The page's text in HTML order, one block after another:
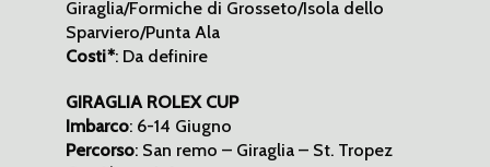
Giraglia/Formiche di Grosseto/Isola dello
Sparviero/Punta Ala
Costi*: Da definire
GIRAGLIA ROLEX CUP
Imbarco: 6-14 Giugno
Percorso: San remo – Giraglia – St. Tropez